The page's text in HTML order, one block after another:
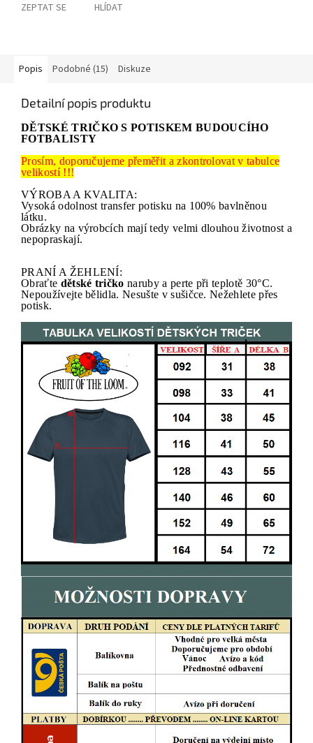
ZEPTAT SE HLÍDAT
Popis Podobné (15) Diskuze
Detailní popis produktu
DĚTSKÉ TRIČKO S POTISKEM BUDOUCÍHO
FOTBALISTY
Prosím, doporučujeme přeměřit a zkontrolovat v tabulce
velikostí !!!
VÝROBA A KVALITA:
Vysoká odolnost transfer potisku na 100% bavlněnou
látku.
Obrázky na výrobcích mají tedy velmi dlouhou životnost a
nepopraskají.
PRANÍ A ŽEHLENÍ:
Obraťte dětské tričko naruby a perte při teplotě 30°C.
Nepoužívejte bělidla. Nesušte v sušičce. Nežehlete přes
potisk.